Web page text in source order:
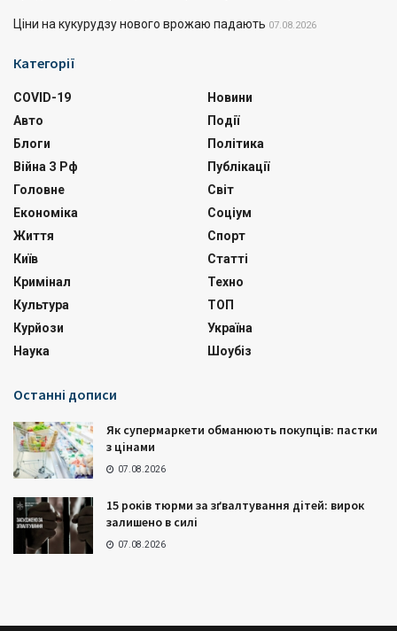
Ціни на кукурудзу нового врожаю падають 07.08.2026
Категорії
COVID-19
Авто
Блоги
Війна З Рф
Головне
Економіка
Життя
Київ
Кримінал
Культура
Курйози
Наука
Новини
Події
Політика
Публікації
Світ
Соціум
Спорт
Статті
Техно
ТОП
Україна
Шоубіз
Останні дописи
Як супермаркети обманюють покупців: пастки
з цінами
07.08.2026
15 років тюрми за зґвалтування дітей: вирок
залишено в силі
07.08.2026